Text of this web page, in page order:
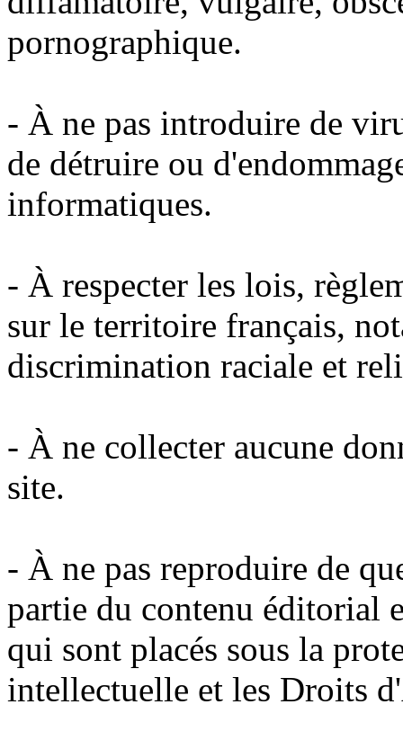
pornographique.
- À ne pas introduire de
de détruire ou
informatiques.
- À respecter les lois,
sur le territoire français,
discrimination raciale et
- À ne collecter aucune
site.
- À ne pas reproduire de
partie du contenu éditorial
qui sont placés sous la
intellectuelle et les Droits